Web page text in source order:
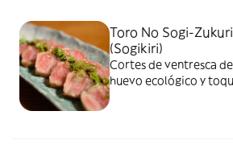
Toro No Sogi-Zukuri
(Sogikiri)
Cortes de ventresca
huevo ecológico y